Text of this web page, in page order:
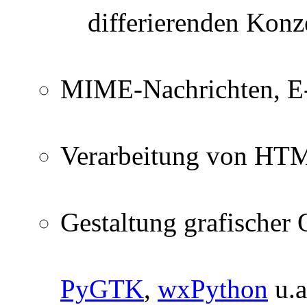
differierenden
MIME-Nachrichten,
Verarbeitung von
Gestaltung
PyGTK, wxPython